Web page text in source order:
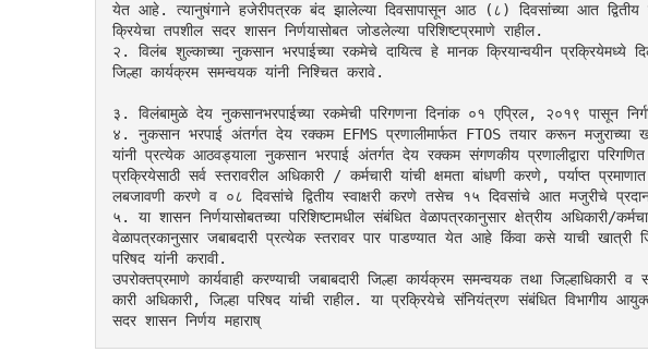
येत आहे. त्यानुषंगाने हजेरीपत्रक बंद झालेल्या दिवसापासून आठ (८) दिवसांच्या आत द्वितीय
क्रियेचा तपशील सदर शासन निर्णयासोबत जोडलेल्या परिशिष्टप्रमाणे राहील.
२. विलंब शुल्काच्या नुकसान भरपाईच्या रकमेचे दायित्व हे मानक क्रियान्वयीन प्रक्रियेमध्ये
जिल्हा कार्यक्रम समन्वयक यांनी निश्चित करावे.
३. विलंबामुळे देय नुकसानभरपाईच्या रकमेची परिगणना दिनांक ०१ एप्रिल, २०१९ पासून
४. नुकसान भरपाई अंतर्गत देय रक्कम EFMS प्रणालीमार्फत FTOS तयार करून मजुराच्या
यांनी प्रत्येक आठवड्याला नुकसान भरपाई अंतर्गत देय रक्कम संगणकीय प्रणालीद्वारा
प्रक्रियेसाठी सर्व स्तरावरील अधिकारी / कर्मचारी यांची क्षमता बांधणी करणे, पर्याप्त
लबजावणी करणे व ०८ दिवसांचे द्वितीय स्वाक्षरी करणे तसेच १५ दिवसांचे आत मजुरीचे
५. या शासन निर्णयासोबतच्या परिशिष्टामधील संबंधित वेळापत्रकानुसार क्षेत्रीय अधिकारी/
वेळापत्रकानुसार जबाबदारी प्रत्येक स्तरावर पार पाडण्यात येत आहे किंवा कसे याची खात्री
परिषद यांनी करावी.
उपरोक्तप्रमाणे कार्यवाही करण्याची जबाबदारी जिल्हा कार्यक्रम समन्वयक तथा
कारी अधिकारी, जिल्हा परिषद यांची राहील. या प्रक्रियेचे संनियंत्रण संबंधित विभागीय
सदर शासन निर्णय महाराष्